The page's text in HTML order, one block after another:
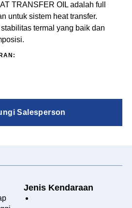
TRANSFER OIL adalah full
untuk sistem heat transfer.
termal yang baik dan
Salesperson
Jenis Kendaraan